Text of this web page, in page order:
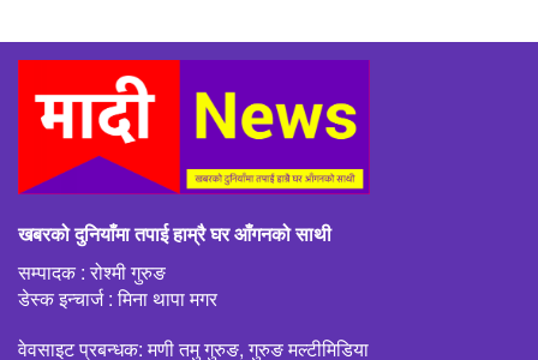
खबरको दुनियाँमा तपाई हाम्रै घर आँगनको साथी
सम्पादक : रोश्मी गुरुङ
डेस्क इन्चार्ज : मिना थापा मगर
वेवसाइट प्रबन्धक: मणी तमु गुरुङ, गुरुङ मल्टीमिडिया